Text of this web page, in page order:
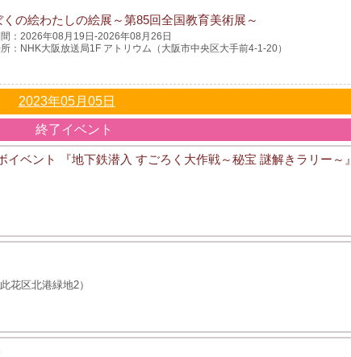
くの絵わたしの絵展～第85回全国教育美術展～
2026年08月19日-2026年08月26日
NHK大阪放送局1F アトリウム（大阪市中央区大手前4-1-20）
2023年05月05日
終了イベント
ベント 『地下鉄潜入 すごろく大作戦～秘宝 謎解きラリー～』
花区北港緑地2）